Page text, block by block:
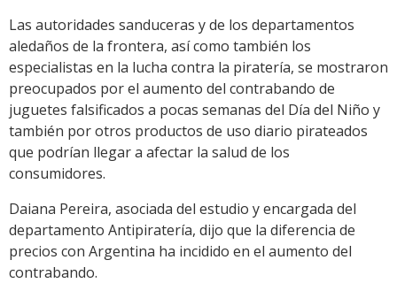
Las autoridades sanduceras y de los departamentos
aledaños de la frontera, así como también los
especialistas en la lucha contra la piratería, se mostraron
preocupados por el aumento del contrabando de
juguetes falsificados a pocas semanas del Día del Niño y
también por otros productos de uso diario pirateados
que podrían llegar a afectar la salud de los
consumidores.
Daiana Pereira, asociada del estudio y encargada del
departamento Antipiratería, dijo que la diferencia de
precios con Argentina ha incidido en el aumento del
contrabando.